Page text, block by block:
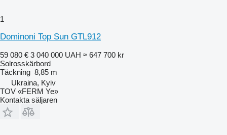
1
Dominoni Top Sun GTL912
59 080 € 3 040 000 UAH ≈ 647 700 kr
Solrosskärbord
Täckning 8,85 m
Ukraina, Kyiv
TOV «FERM Ye»
Kontakta säljaren